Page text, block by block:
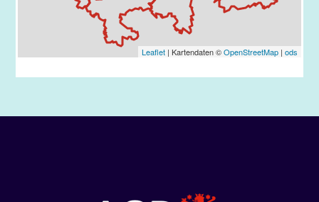
Leaflet| Kartendaten ©OpenStreetMap| ods